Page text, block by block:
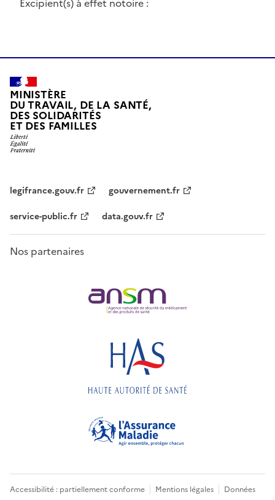
MINISTÈRE
DU TRAVAIL, DE LA SANTÉ,
DES SOLIDARITÉS
ET DES FAMILLES
legifrance.gouv.fr
gouvernement.fr
service-public.fr
data.gouv.fr
Nos partenaires
Accessibilité : partiellement conforme Mentions légales Données